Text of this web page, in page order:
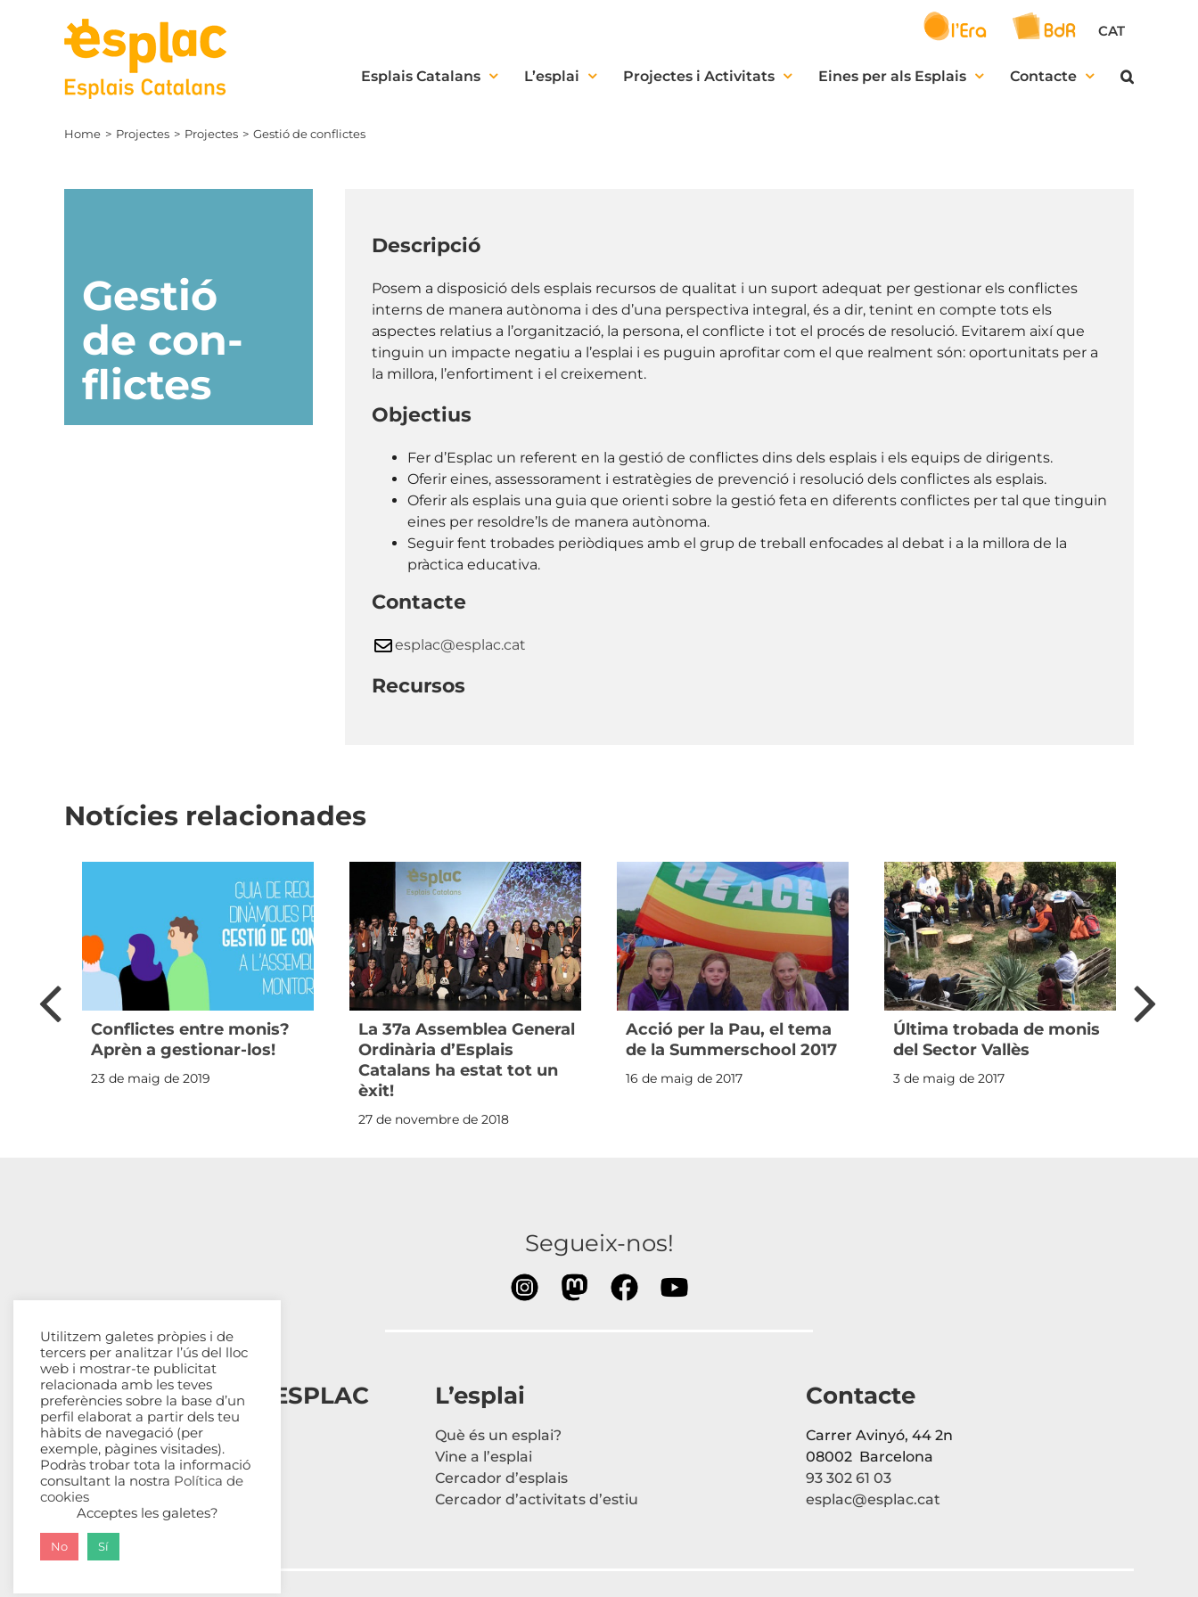
CAT
Esplais Catalans L’esplai Projectes i Activitats Eines per als Esplais Contacte
Home Projectes Projectes Gestió de conflictes
Gestió
de con-
flictes
Descripció
Posem a disposició dels esplais recursos de qualitat i un suport adequat per gestionar els conflictes
interns de manera autònoma i des d’una perspectiva integral, és a dir, tenint en compte tots els
aspectes relatius a l’organització, la persona, el conflicte i tot el procés de resolució. Evitarem així que
tinguin un impacte negatiu a l’esplai i es puguin aprofitar com el que realment són: oportunitats per a
la millora, l’enfortiment i el creixement.
Objectius
Fer d’Esplac un referent en la gestió de conflictes dins dels esplais i els equips de dirigents.
Oferir eines, assessorament i estratègies de prevenció i resolució dels conflictes als esplais.
Oferir als esplais una guia que orienti sobre la gestió feta en diferents conflictes per tal que tinguin
eines per resoldre’ls de manera autònoma.
Seguir fent trobades periòdiques amb el grup de treball enfocades al debat i a la millora de la
pràctica educativa.
Contacte
esplac@esplac.cat
Recursos
Notícies relacionades
Conflictes entre monis?
Aprèn a gestionar-los!
23 de maig de 2019
La 37a Assemblea General
Ordinària d’Esplais
Catalans ha estat tot un
èxit!
27 de novembre de 2018
Acció per la Pau, el tema
de la Summerschool 2017
16 de maig de 2017
Última trobada de monis
del Sector Vallès
3 de maig de 2017
Segueix-nos!
Esplais Catalans, ESPLAC
Qui som
Com ens organitzem
Transparència
Fes-te sòcia
L’esplai
Què és un esplai?
Vine a l’esplai
Cercador d’esplais
Cercador d’activitats d’estiu
Contacte
Carrer Avinyó, 44 2n
08002 Barcelona
93 302 61 03
esplac@esplac.cat
Utilitzem galetes pròpies i de
tercers per analitzar l’ús del lloc
web i mostrar-te publicitat
relacionada amb les teves
preferències sobre la base d’un
perfil elaborat a partir dels teu
hàbits de navegació (per
exemple, pàgines visitades).
Podràs trobar tota la informació
consultant la nostra Política de
cookies
Acceptes les galetes?
No Sí